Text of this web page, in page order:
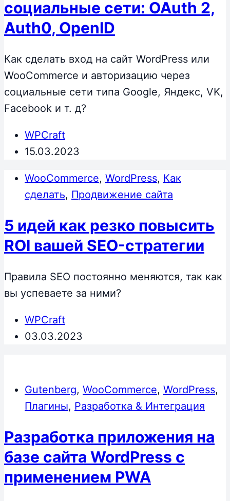
социальные сети: OAuth 2,
Auth0, OpenID
Как сделать вход на сайт WordPress или
WooCommerce и авторизацию через
социальные сети типа Google, Яндекс, VK,
Facebook и т. д?
WPCraft
15.03.2023
WooCommerce, WordPress, Как
сделать, Продвижение сайта
5 идей как резко повысить
ROI вашей SEO-стратегии
Правила SEO постоянно меняются, так как
вы успеваете за ними?
WPCraft
03.03.2023
Gutenberg, WooCommerce, WordPress,
Плагины, Разработка & Интеграция
Разработка приложения на
базе сайта WordPress с
применением PWA